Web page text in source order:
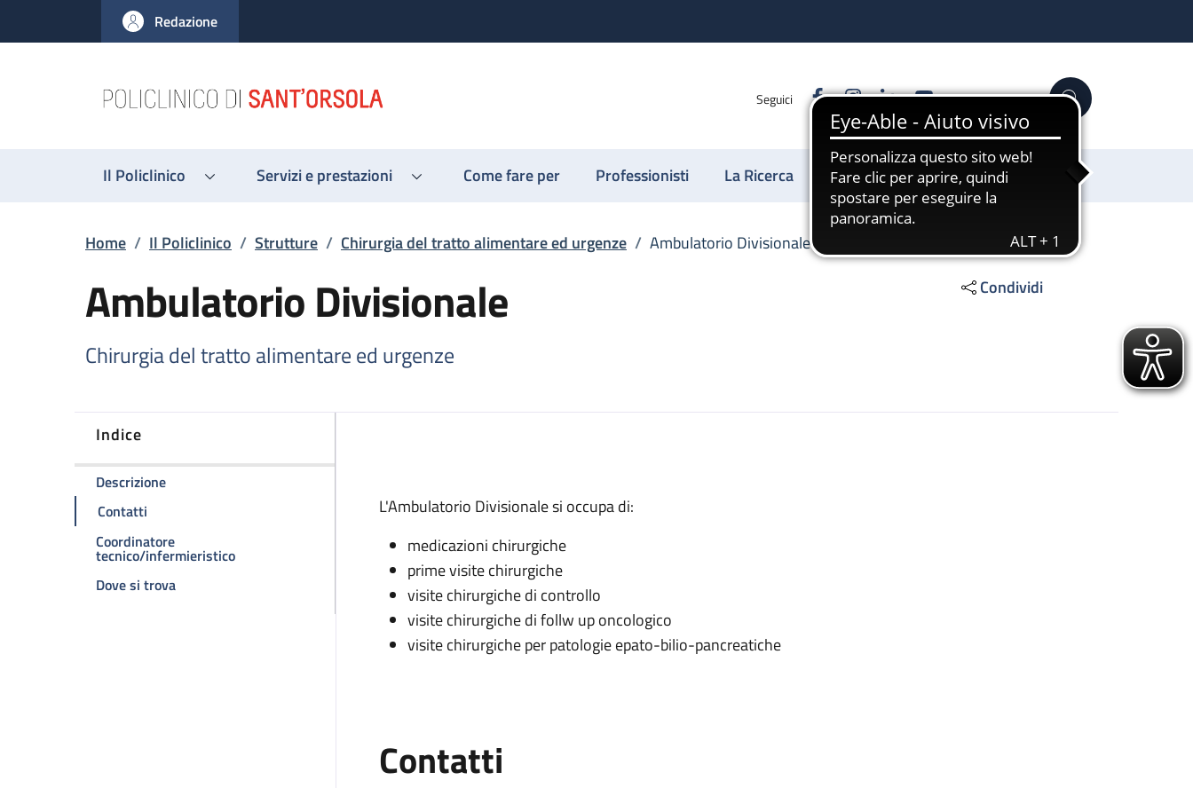
al contenuto principale
to footer content
Redazione
Seguici FacebookInstagram
LinkedinYouTube Cerca
Il Policlinico Servizi e prestazioni Come fare per Professionisti La Ricerca Sostienici
Briciole di pane
Home / Il Policlinico / Strutture / Chirurgia del tratto alimentare ed urgenze / Ambulatorio Divisionale
Ambulatorio Divisionale
Chirurgia del tratto alimentare ed urgenze
Condividi
Indice
Descrizionedella pagina Ambulatorio Divisionale
Contatti
Coordinatore
tecnico/infermieristicodella pagina Ambulatorio Divisionale
Dove si trovadella pagina Ambulatorio Divisionale
L'Ambulatorio Divisionale si occupa di:
medicazioni chirurgiche
prime visite chirurgiche
visite chirurgiche di controllo
visite chirurgiche di follw up oncologico
visite chirurgiche per patologie epato-bilio-pancreatiche
Contatti